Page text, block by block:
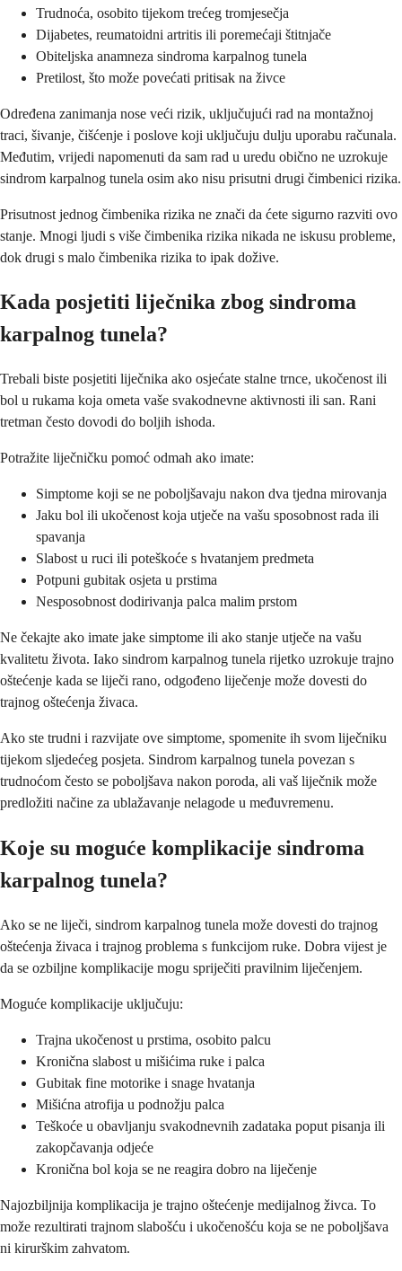
Trudnoća, osobito tijekom trećeg tromjesečja
Dijabetes, reumatoidni artritis ili poremećaji štitnjače
Obiteljska anamneza sindroma karpalnog tunela
Pretilost, što može povećati pritisak na živce
Određena zanimanja nose veći rizik, uključujući rad na montažnoj
traci, šivanje, čišćenje i poslove koji uključuju dulju uporabu računala.
Međutim, vrijedi napomenuti da sam rad u uredu obično ne uzrokuje
sindrom karpalnog tunela osim ako nisu prisutni drugi čimbenici rizika.
Prisutnost jednog čimbenika rizika ne znači da ćete sigurno razviti ovo
stanje. Mnogi ljudi s više čimbenika rizika nikada ne iskusu probleme,
dok drugi s malo čimbenika rizika to ipak dožive.
Kada posjetiti liječnika zbog sindroma
karpalnog tunela?
Trebali biste posjetiti liječnika ako osjećate stalne trnce, ukočenost ili
bol u rukama koja ometa vaše svakodnevne aktivnosti ili san. Rani
tretman često dovodi do boljih ishoda.
Potražite liječničku pomoć odmah ako imate:
Simptome koji se ne poboljšavaju nakon dva tjedna mirovanja
Jaku bol ili ukočenost koja utječe na vašu sposobnost rada ili
spavanja
Slabost u ruci ili poteškoće s hvatanjem predmeta
Potpuni gubitak osjeta u prstima
Nesposobnost dodirivanja palca malim prstom
Ne čekajte ako imate jake simptome ili ako stanje utječe na vašu
kvalitetu života. Iako sindrom karpalnog tunela rijetko uzrokuje trajno
oštećenje kada se liječi rano, odgođeno liječenje može dovesti do
trajnog oštećenja živaca.
Ako ste trudni i razvijate ove simptome, spomenite ih svom liječniku
tijekom sljedećeg posjeta. Sindrom karpalnog tunela povezan s
trudnoćom često se poboljšava nakon poroda, ali vaš liječnik može
predložiti načine za ublažavanje nelagode u međuvremenu.
Koje su moguće komplikacije sindroma
karpalnog tunela?
Ako se ne liječi, sindrom karpalnog tunela može dovesti do trajnog
oštećenja živaca i trajnog problema s funkcijom ruke. Dobra vijest je
da se ozbiljne komplikacije mogu spriječiti pravilnim liječenjem.
Moguće komplikacije uključuju:
Trajna ukočenost u prstima, osobito palcu
Kronična slabost u mišićima ruke i palca
Gubitak fine motorike i snage hvatanja
Mišićna atrofija u podnožju palca
Teškoće u obavljanju svakodnevnih zadataka poput pisanja ili
zakopčavanja odjeće
Kronična bol koja se ne reagira dobro na liječenje
Najozbiljnija komplikacija je trajno oštećenje medijalnog živca. To
može rezultirati trajnom slabošću i ukočenošću koja se ne poboljšava
ni kirurškim zahvatom.